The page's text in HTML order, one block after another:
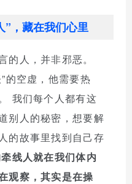
”，藏在我们心里
的人，并非邪恶。
的空虚，他需要热
我们每个人都有这
人的秘密，想要解
的故事里找到自己存
线人就在我们体内
观察，其实是在操